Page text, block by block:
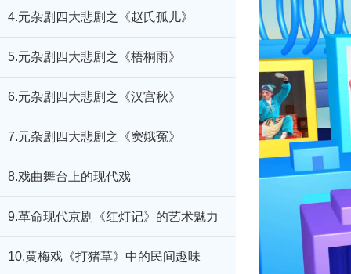
4.元杂剧四大悲剧之《赵氏孤儿》
5.元杂剧四大悲剧之《梧桐雨》
6.元杂剧四大悲剧之《汉宫秋》
7.元杂剧四大悲剧之《窦娥冤》
8.戏曲舞台上的现代戏
9.革命现代京剧《红灯记》的艺术魅力
10.黄梅戏《打猪草》中的民间趣味